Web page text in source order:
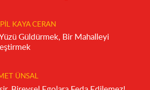
KAYA CERAN
Güldürmek, Bir Mahalleyi
ÜNSAL